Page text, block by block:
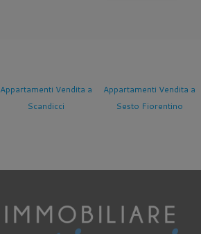
Appartamenti Vendita a
Scandicci
Appartamenti Vendita a
Sesto Fiorentino